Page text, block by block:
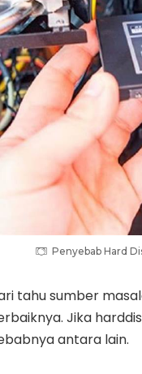
Penyebab Hard
tahu sumber
Jika
antara lain.